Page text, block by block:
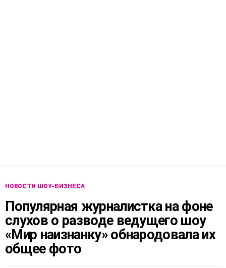
НОВОСТИ ШОУ-БИЗНЕСА
Популярная журналистка на фоне
слухов о разводе ведущего шоу
«Мир наизнанку» обнародовала их
общее фото